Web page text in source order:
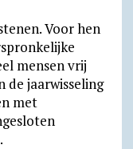
Voor hen
mensen vrij
de jaarwisseling
met